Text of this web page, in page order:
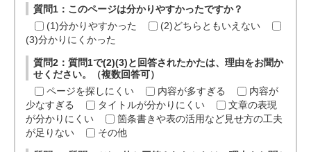
質問1：このページは分かりやすかったですか？
(1)分かりやすかった
(2)どちらともいえない
(3)分かりにくかった
質問2：質問1で(2)(3)と回答されたかたは、理由をお聞か
せください。（複数回答可）
ページを探しにくい
内容が多すぎる
内容が
少なすぎる
タイトルが分かりにくい
文章の表現
が分かりにくい
箇条書きや表の活用など見せ方の工夫
が足りない
その他